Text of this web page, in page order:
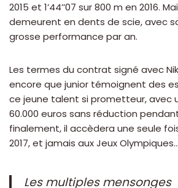
2015 et 1’44’’07 sur 800 m en 2016.
demeurent en dents de scie, avec
grosse performance par an.
Les termes du contrat signé avec
encore que junior témoignent des
ce jeune talent si prometteur, avec
60.000 euros sans réduction
finalement, il accèdera une seule
2017, et jamais aux Jeux Olympiques…
Les multiples mensonges